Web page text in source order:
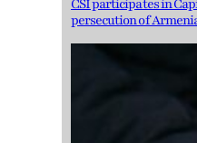
CSI participates in
persecution of